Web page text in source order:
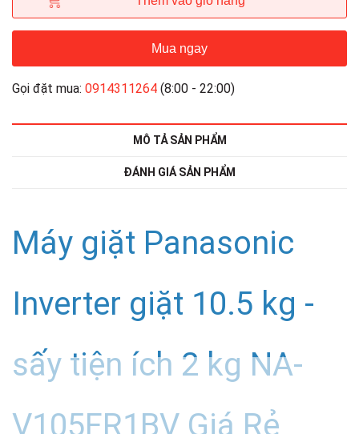
Mua ngay
Gọi đặt mua: 0914311264 (8:00 - 22:00)
MÔ TẢ SẢN PHẨM
ĐÁNH GIÁ SẢN PHẨM
Máy giặt Panasonic
Inverter giặt 10.5 kg -
sấy tiện ích 2 kg NA-
V105FR1BV Giá Rẻ